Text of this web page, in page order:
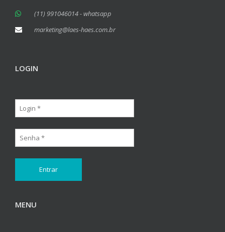
(11) 991046014 - whatsapp
marketing@laes-haes.com.br
LOGIN
MENU